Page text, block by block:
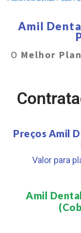
Amil
O Melhor
Preços Amil
Valor para
Amil